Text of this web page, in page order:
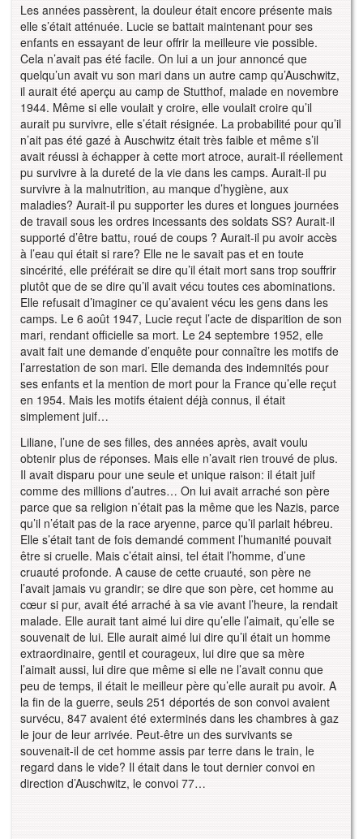
Les années passèrent, la douleur était encore présente mais
elle s’était atténuée. Lucie se battait maintenant pour ses
enfants en essayant de leur offrir la meilleure vie possible.
Cela n’avait pas été facile. On lui a un jour annoncé que
quelqu’un avait vu son mari dans un autre camp qu’Auschwitz,
il aurait été aperçu au camp de Stutthof, malade en novembre
1944. Même si elle voulait y croire, elle voulait croire qu’il
aurait pu survivre, elle s’était résignée. La probabilité pour qu’il
n’ait pas été gazé à Auschwitz était très faible et même s’il
avait réussi à échapper à cette mort atroce, aurait-il réellement
pu survivre à la dureté de la vie dans les camps. Aurait-il pu
survivre à la malnutrition, au manque d’hygiène, aux
maladies? Aurait-il pu supporter les dures et longues journées
de travail sous les ordres incessants des soldats SS? Aurait-il
supporté d’être battu, roué de coups ? Aurait-il pu avoir accès
à l’eau qui était si rare? Elle ne le savait pas et en toute
sincérité, elle préférait se dire qu’il était mort sans trop souffrir
plutôt que de se dire qu’il avait vécu toutes ces abominations.
Elle refusait d’imaginer ce qu’avaient vécu les gens dans les
camps. Le 6 août 1947, Lucie reçut l’acte de disparition de son
mari, rendant officielle sa mort. Le 24 septembre 1952, elle
avait fait une demande d’enquête pour connaître les motifs de
l’arrestation de son mari. Elle demanda des indemnités pour
ses enfants et la mention de mort pour la France qu’elle reçut
en 1954. Mais les motifs étaient déjà connus, il était
simplement juif…
Liliane, l’une de ses filles, des années après, avait voulu
obtenir plus de réponses. Mais elle n’avait rien trouvé de plus.
Il avait disparu pour une seule et unique raison: il était juif
comme des millions d’autres… On lui avait arraché son père
parce que sa religion n’était pas la même que les Nazis, parce
qu’il n’était pas de la race aryenne, parce qu’il parlait hébreu.
Elle s’était tant de fois demandé comment l’humanité pouvait
être si cruelle. Mais c’était ainsi, tel était l’homme, d’une
cruauté profonde. A cause de cette cruauté, son père ne
l’avait jamais vu grandir; se dire que son père, cet homme au
cœur si pur, avait été arraché à sa vie avant l’heure, la rendait
malade. Elle aurait tant aimé lui dire qu’elle l’aimait, qu’elle se
souvenait de lui. Elle aurait aimé lui dire qu’il était un homme
extraordinaire, gentil et courageux, lui dire que sa mère
l’aimait aussi, lui dire que même si elle ne l’avait connu que
peu de temps, il était le meilleur père qu’elle aurait pu avoir. A
la fin de la guerre, seuls 251 déportés de son convoi avaient
survécu, 847 avaient été exterminés dans les chambres à gaz
le jour de leur arrivée. Peut-être un des survivants se
souvenait-il de cet homme assis par terre dans le train, le
regard dans le vide? Il était dans le tout dernier convoi en
direction d’Auschwitz, le convoi 77…